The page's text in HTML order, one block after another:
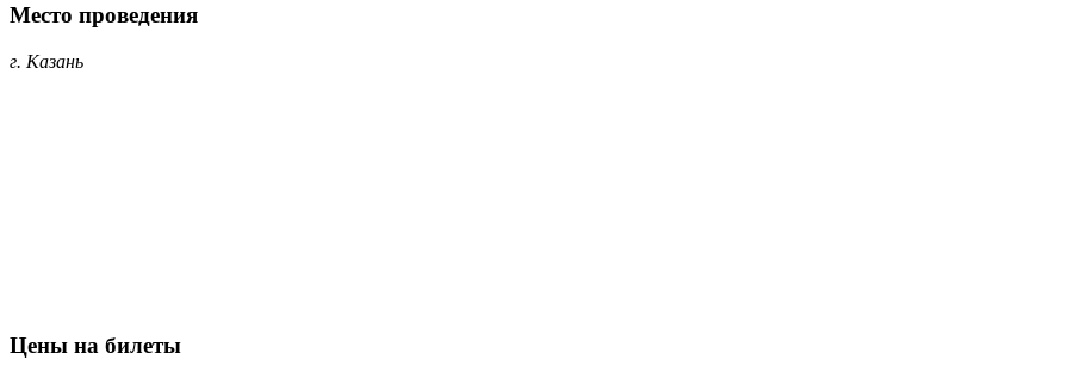
Место проведения
г. Казань
Цены на билеты